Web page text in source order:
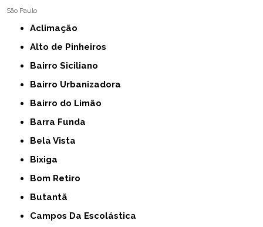
São Paulo
Aclimação
Alto de Pinheiros
Bairro Siciliano
Bairro Urbanizadora
Bairro do Limão
Barra Funda
Bela Vista
Bixiga
Bom Retiro
Butantã
Campos Da Escolástica